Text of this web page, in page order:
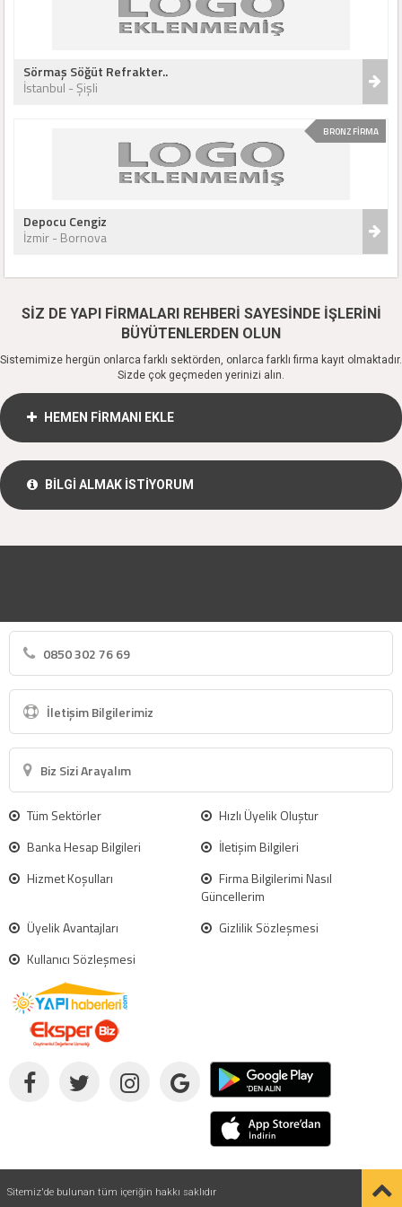
Sörmaş Söğüt Refrakter..
İstanbul - Şişli
BRONZ FİRMA
Depocu Cengiz
İzmir - Bornova
SİZ DE YAPI FİRMALARI REHBERİ SAYESİNDE İŞLERİNİ
BÜYÜTENLERDEN OLUN
Sistemimize hergün onlarca farklı sektörden, onlarca farklı firma kayıt olmaktadır.
Sizde çok geçmeden yerinizi alın.
HEMEN FİRMANI EKLE
BİLGİ ALMAK İSTİYORUM
0850 302 76 69
İletişim Bilgilerimiz
Biz Sizi Arayalım
Tüm Sektörler
Hızlı Üyelik Oluştur
Banka Hesap Bilgileri
İletişim Bilgileri
Hizmet Koşulları
Firma Bilgilerimi Nasıl
Güncellerim
Üyelik Avantajları
Gizlilik Sözleşmesi
Kullanıcı Sözleşmesi
Sitemiz'de bulunan tüm içeriğin hakkı saklıdır